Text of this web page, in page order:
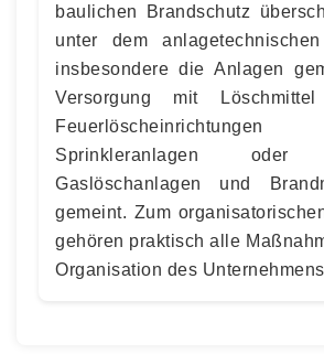
baulichen Brandschutz
unter dem
insbesondere die Anlagen
Versorgung mit
Sprinkleranlagen oder
Gaslöschanlagen und
gemeint. Zum
gehören praktisch alle
Organisation des